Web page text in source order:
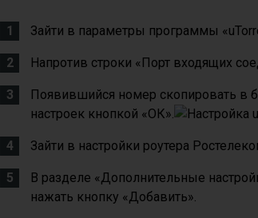
Зайти в параметры программы
Напротив строки «Порт входящих
Появившийся номер скопировать в
настроек кнопкой «ОК».
Зайти в настройки роутера
В разделе «Дополнительные
нажать кнопку «Добавить».